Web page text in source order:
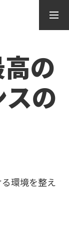
中途採用
の
の
環境を整え